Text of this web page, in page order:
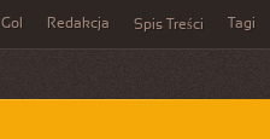
Gol Redakcja Spis Treści Tagi